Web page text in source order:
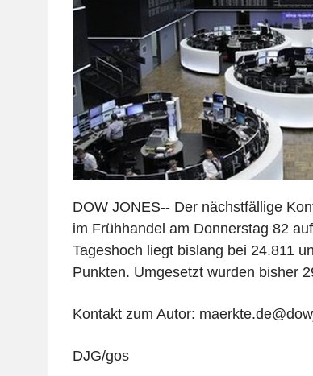
DOW JONES-- Der nächstfällige
im Frühhandel am Donnerstag 82
Tageshoch liegt bislang bei 24.811
Punkten. Umgesetzt wurden bisher
Kontakt zum Autor:
DJG/gos